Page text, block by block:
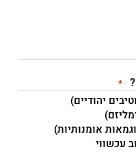
*
יהודיים)
אומנותיות)
עכשווי